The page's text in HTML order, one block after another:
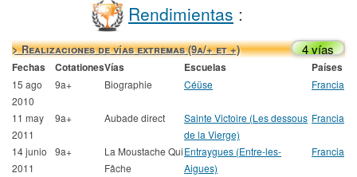
Rendimientas :
> Realizaciones de vías extremas (9a/+ et +) 4 vías
Fechas CotationesVías Escuelas Países
15 ago
2010
9a+ Biographie Céüse Francia
11 may
2011
9a+ Aubade direct
Sainte Victoire (Les dessous
de la Vierge)
Francia
14 junio
2011
9a+
La Moustache Qui
Fâche
Entraygues (Entre-les-
Aigues)
Francia